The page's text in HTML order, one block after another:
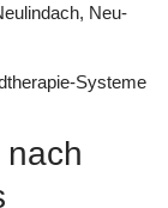
Neu-
Systeme